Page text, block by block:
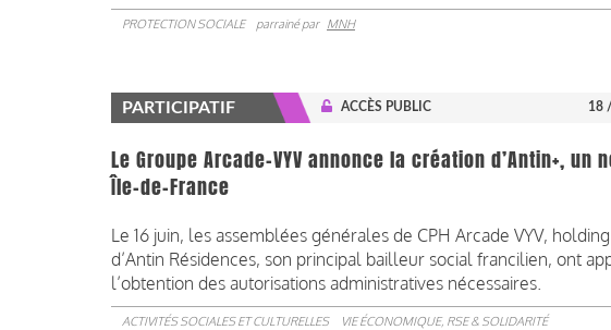
PROTECTION SOCIALE parrainé par MNH
PARTICIPATIF ACCÈS PUBLIC 18
Le Groupe Arcade-VYV annonce la création d’Antin+,
Île-de-France
Le 16 juin, les assemblées générales de CPH Arcade VYV,
d’Antin Résidences, son principal bailleur social francilien, ont
l’obtention des autorisations administratives nécessaires.
ACTIVITÉS SOCIALES ET CULTURELLES VIE ÉCONOMIQUE, RSE & SOLIDARITÉ